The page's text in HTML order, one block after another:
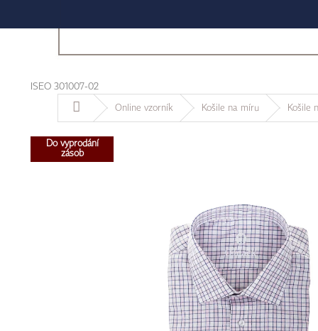
ISEO 301007-02
Domů Online vzorník Košile na míru Košile
Do vyprodání
zásob